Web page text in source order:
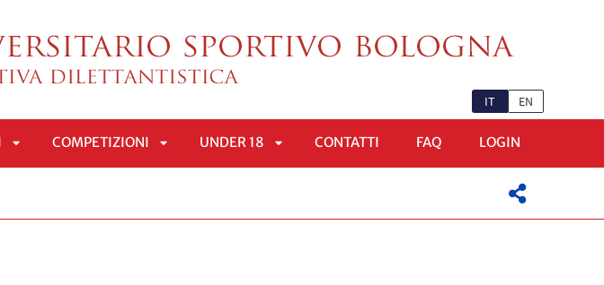
IT EN
COMPETIZIONI UNDER 18 CONTATTI FAQ LOGIN